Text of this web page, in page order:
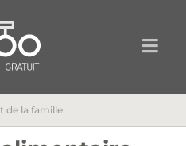
de la famille